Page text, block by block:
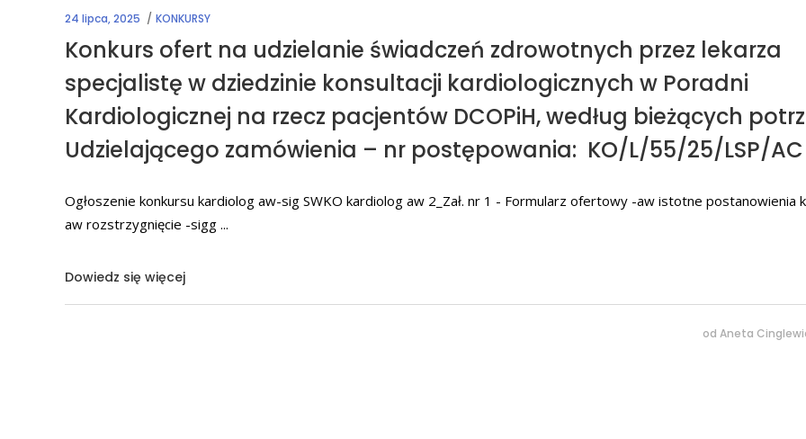
24 lipca, 2025 KONKURSY
Konkurs ofert na udzielanie świadczeń zdrowotnych przez lekarza
specjalistę w dziedzinie konsultacji kardiologicznych w Poradni
Kardiologicznej na rzecz pacjentów DCOPiH, według bieżących
Udzielającego zamówienia – nr postępowania: KO/L/55/25/LSP/AC
Ogłoszenie konkursu kardiolog aw-sig SWKO kardiolog aw 2_Zał. nr 1 - Formularz ofertowy -aw istotne postanowienia
aw rozstrzygnięcie -sigg
Dowiedz się więcej
od Aneta